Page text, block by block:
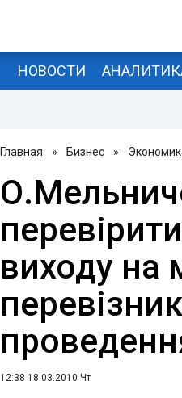
НОВОСТИ
Главная » Бизнес »
виходу на
12:38 18.03.2010 Чт